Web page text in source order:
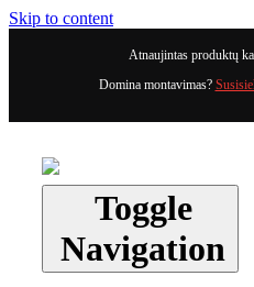
Skip to content
Atnaujintas produktų
Domina montavimas?
Toggle
Navigation